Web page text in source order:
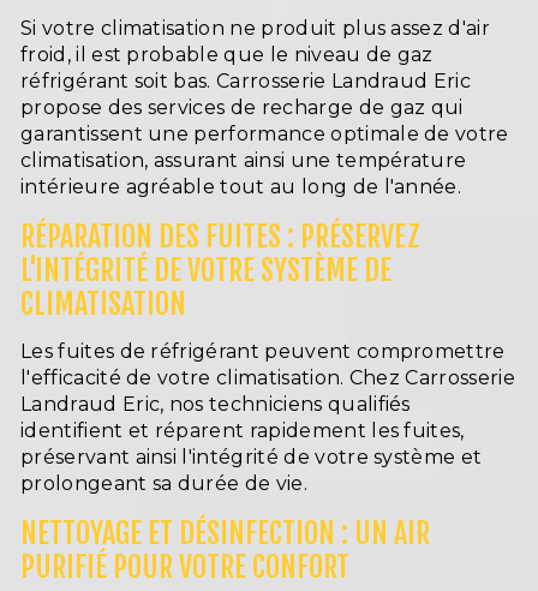
Si votre climatisation ne produit plus assez d'air
froid, il est probable que le niveau de gaz
réfrigérant soit bas. Carrosserie Landraud Eric
propose des services de recharge de gaz qui
garantissent une performance optimale de votre
climatisation, assurant ainsi une température
intérieure agréable tout au long de l'année.
RÉPARATION DES FUITES : PRÉSERVEZ
L'INTÉGRITÉ DE VOTRE SYSTÈME DE
CLIMATISATION
Les fuites de réfrigérant peuvent compromettre
l'efficacité de votre climatisation. Chez Carrosserie
Landraud Eric, nos techniciens qualifiés
identifient et réparent rapidement les fuites,
préservant ainsi l'intégrité de votre système et
prolongeant sa durée de vie.
NETTOYAGE ET DÉSINFECTION : UN AIR
PURIFIÉ POUR VOTRE CONFORT